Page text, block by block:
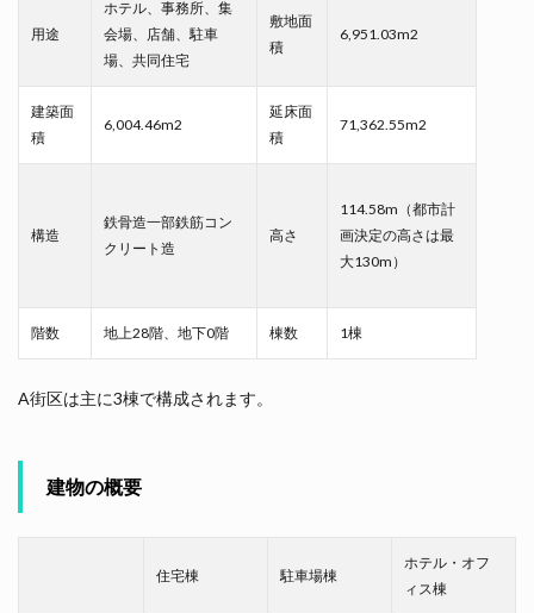
用途
ホテル、事務所、集
会場、店舗、駐車
場、共同住宅
敷地面
積
6,951.03m2
建築面
積
6,004.46m2
延床面
積
71,362.55m2
構造
鉄骨造一部鉄筋コン
クリート造
高さ
114.58m（都市計
画決定の高さは最
大130m）
階数 地上28階、地下0階 棟数 1棟
A街区は主に3棟で構成されます。
建物の概要
住宅棟 駐車場棟
ホテル・オフ
ィス棟